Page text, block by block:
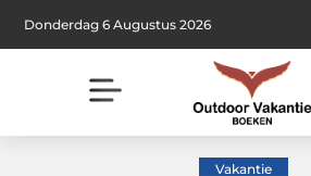
Donderdag 6 Augustus 2026
Vakantie